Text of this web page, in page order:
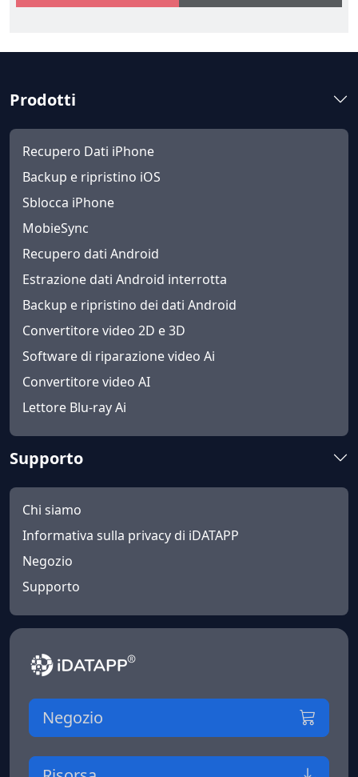
Prodotti
Recupero Dati iPhone
Backup e ripristino iOS
Sblocca iPhone
MobieSync
Recupero dati Android
Estrazione dati Android interrotta
Backup e ripristino dei dati Android
Convertitore video 2D e 3D
Software di riparazione video Ai
Convertitore video AI
Lettore Blu-ray Ai
Supporto
Chi siamo
Informativa sulla privacy di iDATAPP
Negozio
Supporto
Negozio